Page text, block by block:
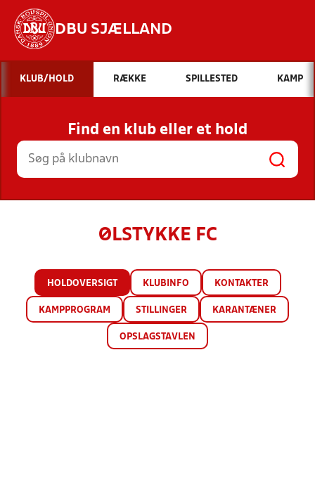
DBU SJÆLLAND
Hvad vil du søge efter?
INDHOLD OG NYHEDER
STILLINGER, RESULTATER, KLUBBER OG
HOLD
KLUB/HOLD RÆKKE SPILLESTED KAMP
Find en klub eller et hold
ØLSTYKKE FC
HOLDOVERSIGT KLUBINFO KONTAKTER
KAMPPROGRAM STILLINGER KARANTÆNER
OPSLAGSTAVLEN